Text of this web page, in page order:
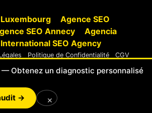
Agence SEO
SEO Annecy
Agencia
International SEO Agency
Politique de Confidentialité
CGV
— Obtenez un diagnostic personnalisé
→
×